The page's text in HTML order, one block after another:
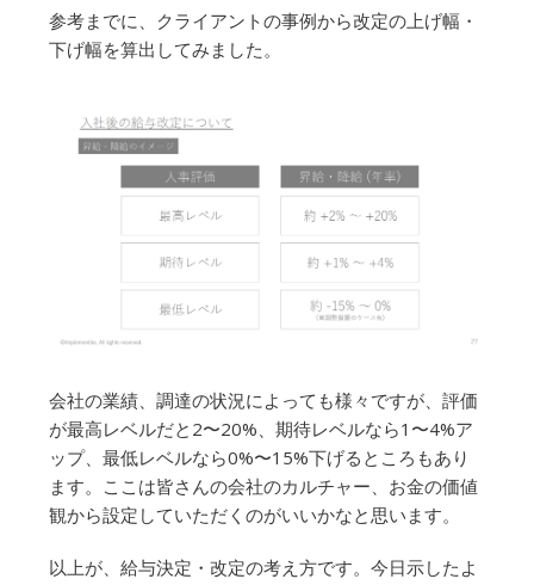
参考までに、クライアントの事例から改定の上げ幅・
下げ幅を算出してみました。
会社の業績、調達の状況によっても様々ですが、評価
が最高レベルだと2〜20%、期待レベルなら1〜4%ア
ップ、最低レベルなら0%〜15%下げるところもあり
ます。ここは皆さんの会社のカルチャー、お金の価値
観から設定していただくのがいいかなと思います。
以上が、給与決定・改定の考え方です。今日示したよ